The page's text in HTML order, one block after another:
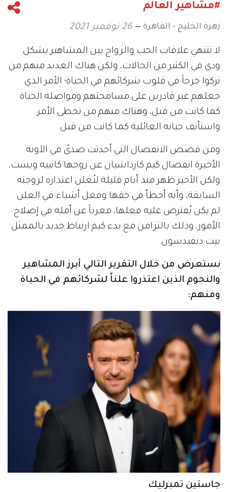
#مشاهير العالم
زهرة الخليج - القاهرة 26 نوفمبر 2021
لا تنتهي علاقات الحب والزواج بين المشاهير بشكل
ودي في الكثير من الحالات، ولكن هناك العديد منهم من
تركوا جرحاً في قلوب شركائهم في الحياة؛ الأمر الذي
جعلهم غير قادرين على مسامحتهم ومواصلة الحياة
كما كانت من قبل، وهناك منهم من تخطى الأمر
واستأنف حياته العائلية كما كانت من قبل.
ومن قصص الانفصال التي أحدثت صدىً في الآونة
الأخيرة انفصال كيم كارداشيان عن زوجها كانييه ويست،
ولكن الأخير ظهر منذ أيام قليلة ليُعلن اعتذاره لزوجته
السابقة، وأنه أخطأ في حقها وفعل أشياء في العلن
لم يكن يُفترض عليه فعلها، معرباً عن أمله في إصلاح
الأمور، وذلك بالتزامن مع بدء كيم ارتباط جديد بالممثل
بيت ديفيدسون.
نستعرض من خلال التقرير التالي أبرز المشاهير
والنجوم الذين اعتذروا علناً لشركائهم في الحياة
ومنهم:
جاستين تمبرليك